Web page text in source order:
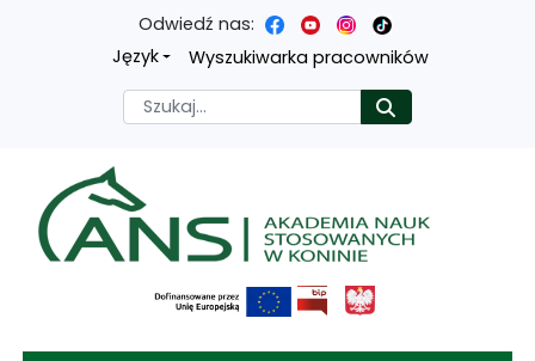
Przejdź
treści
głównej
Przejdź
menu
nawigacyjnego
Przejdź
wyszukiwarki
Przejdź
mapy
strony
Odwiedź nas:
Język
Wyszukiwarka pracowników
Szukaj
Akademia nauk